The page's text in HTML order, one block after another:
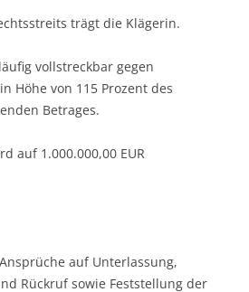
trägt die Klägerin.
vollstreckbar gegen
Höhe von 115 Prozent des
Betrages.
auf 1.000.000,00 EUR
auf Unterlassung,
Rückruf sowie Feststellung der